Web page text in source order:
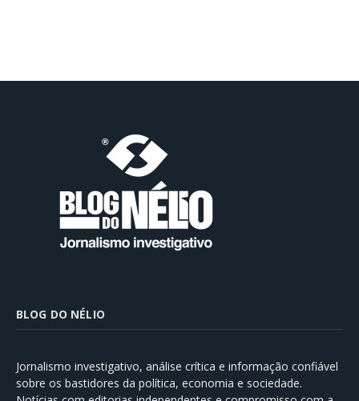
BLOG DO NÉLIO
Jornalismo investigativo, análise crítica e informação confiável
sobre os bastidores da política, economia e sociedade.